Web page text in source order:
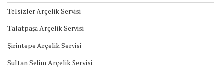
Telsizler Arçelik Servisi
Talatpaşa Arçelik Servisi
Şirintepe Arçelik Servisi
Sultan Selim Arçelik Servisi